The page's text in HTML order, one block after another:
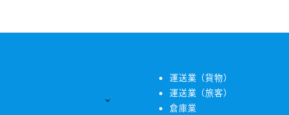
運送業（貨物）
運送業（旅客）
倉庫業